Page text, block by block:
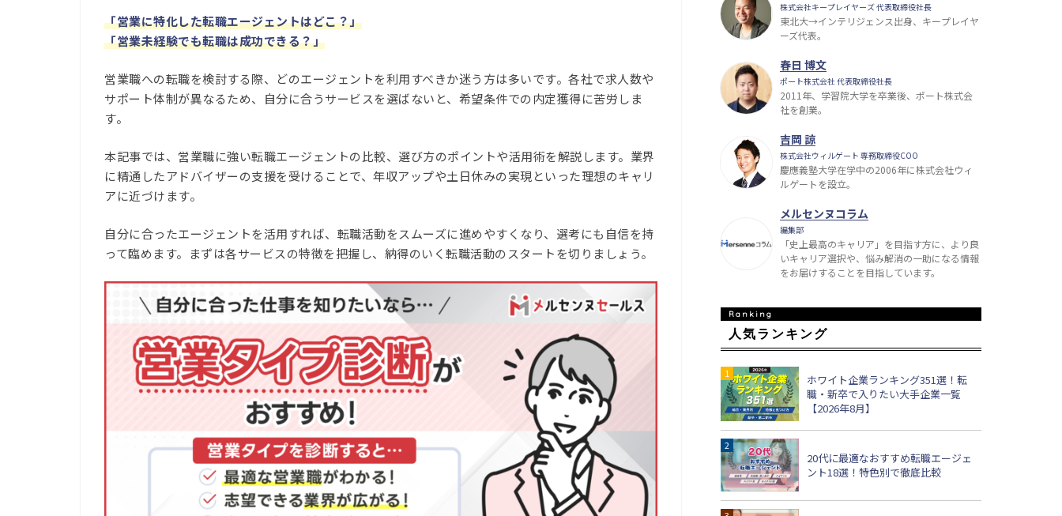
「営業に特化した転職エージェントはどこ？」
「営業未経験でも転職は成功できる？」
営業職への転職を検討する際、どのエージェントを利用すべきか迷う方は多いです。各社で求人数や
サポート体制が異なるため、自分に合うサービスを選ばないと、希望条件での内定獲得に苦労しま
す。
本記事では、営業職に強い転職エージェントの比較、選び方のポイントや活用術を解説します。業界
に精通したアドバイザーの支援を受けることで、年収アップや土日休みの実現といった理想のキャリ
アに近づけます。
自分に合ったエージェントを活用すれば、転職活動をスムーズに進めやすくなり、選考にも自信を持
って臨めます。まずは各サービスの特徴を把握し、納得のいく転職活動のスタートを切りましょう。
株式会社キープレイヤーズ 代表取締役社長
東北大→インテリジェンス出身、キープレイヤ
ーズ代表。
春日 博文
ポート株式会社 代表取締役社長
2011年、学習院大学を卒業後、ポート株式会
社を創業。
吉岡 諒
株式会社ウィルゲート 専務取締役COO
慶應義塾大学在学中の2006年に株式会社ウィ
ルゲートを設立。
メルセンヌコラム
編集部
「史上最高のキャリア」を目指す方に、より良
いキャリア選択や、悩み解消の一助になる情報
をお届けすることを目指しています。
人気ランキング
ホワイト企業ランキング351選！転
職・新卒で入りたい大手企業一覧
【2026年8月】
20代に最適なおすすめ転職エージェ
ント18選！特色別で徹底比較